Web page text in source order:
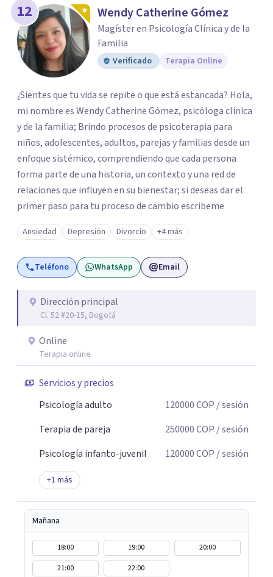
12 Wendy Catherine Gómez
Magíster en Psicología Clínica y de la
Familia
Verificado Terapia Online
¿Sientes que tu vida se repite o que está estancada? Hola,
mi nombre es Wendy Catherine Gómez, psicóloga clínica
y de la familia; Brindo procesos de psicoterapia para
niños, adolescentes, adultos, parejas y familias desde un
enfoque sistémico, comprendiendo que cada persona
forma parte de una historia, un contexto y una red de
relaciones que influyen en su bienestar; si deseas dar el
primer paso para tu proceso de cambio escribeme
Ansiedad Depresión Divorcio +4 más
Teléfono WhatsApp Email
Dirección principal
Cl. 52 #20-15, Bogotá
Online
Terapia online
Servicios y precios
Psicología adulto
120000COP / sesión
Terapia de pareja
250000COP / sesión
Psicología infanto-juvenil
120000COP / sesión
+1 más
Mañana
18:00 19:00
20:00
21:00
22:00